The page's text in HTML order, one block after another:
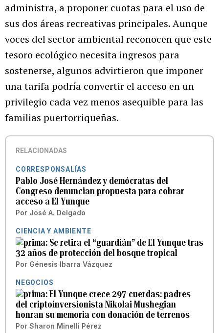
administra, a proponer cuotas para el uso de
sus dos áreas recreativas principales. Aunque
voces del sector ambiental reconocen que este
tesoro ecológico necesita ingresos para
sostenerse, algunos advirtieron que imponer
una tarifa podría convertir el acceso en un
privilegio cada vez menos asequible para las
familias puertorriqueñas.
RELACIONADAS
CORRESPONSALÍAS
Pablo José Hernández y demócratas del
Congreso denuncian propuesta para cobrar
acceso a El Yunque
Por José A. Delgado
CIENCIA Y AMBIENTE
Se retira el “guardián” de El Yunque tras
32 años de protección del bosque tropical
Por Génesis Ibarra Vázquez
NEGOCIOS
El Yunque crece 297 cuerdas: padres
del criptoinversionista Nikolai Mushegian
honran su memoria con donación de terrenos
Por Sharon Minelli Pérez